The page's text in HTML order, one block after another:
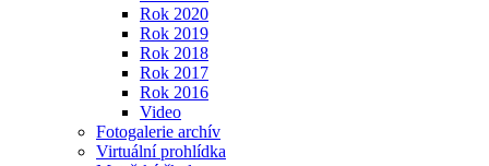
Rok 2020
Rok 2019
Rok 2018
Rok 2017
Rok 2016
Video
Fotogalerie archív
Virtuální prohlídka